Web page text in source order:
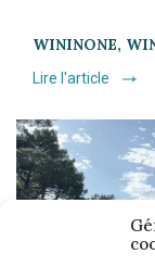
WININONE,
Lire l'article